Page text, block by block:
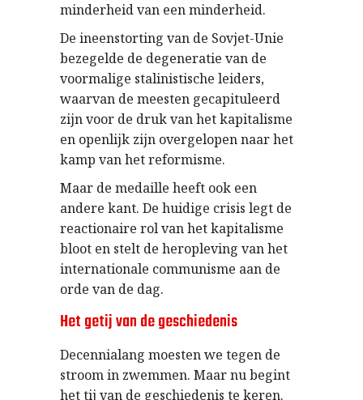
minderheid van een minderheid.
De ineenstorting van de Sovjet-Unie
bezegelde de degeneratie van de
voormalige stalinistische leiders,
waarvan de meesten gecapituleerd
zijn voor de druk van het kapitalisme
en openlijk zijn overgelopen naar het
kamp van het reformisme.
Maar de medaille heeft ook een
andere kant. De huidige crisis legt de
reactionaire rol van het kapitalisme
bloot en stelt de heropleving van het
internationale communisme aan de
orde van de dag.
Het getij van de geschiedenis
Decennialang moesten we tegen de
stroom in zwemmen. Maar nu begint
het tij van de geschiedenis te keren.